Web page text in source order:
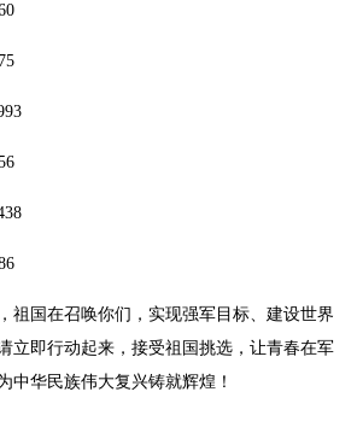
祖国在召唤你们，实现强军目标、建设世界
立即行动起来，接受祖国挑选，让青春在军
中华民族伟大复兴铸就辉煌！